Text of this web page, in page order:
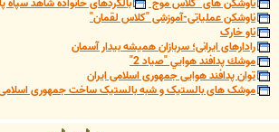
ناوشکن عملیاتی-آموزشی "کلاس لقمان"
ناو خارک
رادارهای ایرانی؛ سربازان همیشه بیدار آسمان
موشك پدافند هوايي "صياد 2"
توان پدافند هوایی جمهوری اسلامی ایران
موشک های بالستیک و شبه بالستیک ساخت جمهوری اسلامی